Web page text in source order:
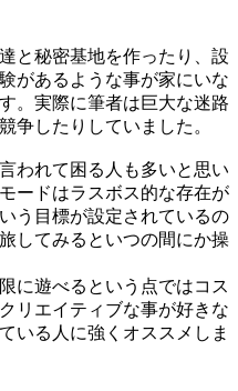
と秘密基地を作ったり、設
があるような事が家にいな
。実際に筆者は巨大な迷路
争したりしていました。
われて困る人も多いと思い
ードはラスボス的な存在が
う目標が設定されているの
してみるといつの間にか操
に遊べるという点ではコス
リエイティブな事が好きな
いる人に強くオススメしま